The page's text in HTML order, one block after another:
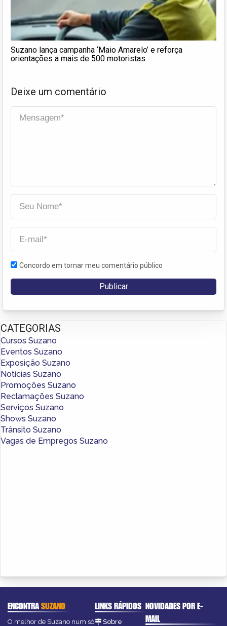
Suzano lança campanha ‘Maio Amarelo’ e reforça
orientações a mais de 500 motoristas
Deixe um comentário
Concordo em tornar meu comentário público
CATEGORIAS
Cursos Suzano
Eventos Suzano
Exposição Suzano
Notícias Suzano
Promoções Suzano
Reclamações Suzano
Serviços Suzano
Shows Suzano
Trânsito Suzano
Vagas de Empregos Suzano
ENCONTRASUZANO
O melhor de Suzano num só
LINKS RÁPIDOS
Sobre
NOVIDADES POR E-
MAIL